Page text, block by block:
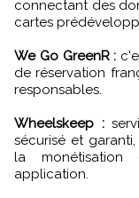
connectant des
cartes
We Go GreenR :
de réservation
responsables.
Wheelskeep :
sécurisé et
la monétisation
application.